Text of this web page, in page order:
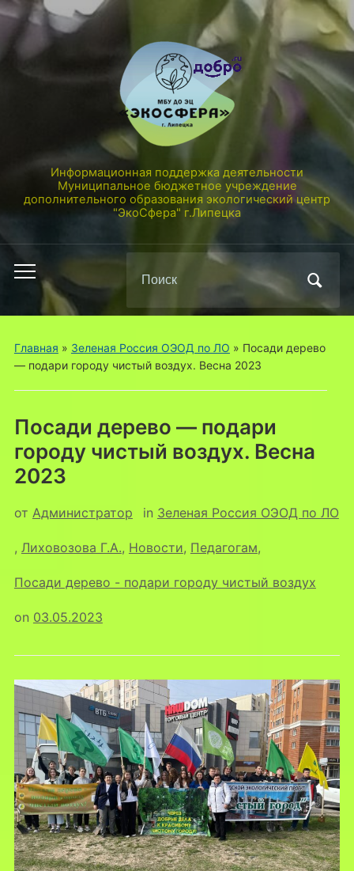
Информационная поддержка деятельности
Муниципальное бюджетное учреждение
дополнительного образования экологический центр
"ЭкоСфера" г.Липецка
Переключить
мобильное
меню
по:
Главная » Зеленая Россия ОЭОД по ЛО » Посади дерево
— подари городу чистый воздух. Весна 2023
Посади дерево — подари
городу чистый воздух. Весна
2023
от Администратор in Зеленая Россия ОЭОД по ЛО
, Лиховозова Г.А., Новости, Педагогам,
Посади дерево - подари городу чистый воздух
on 03.05.2023